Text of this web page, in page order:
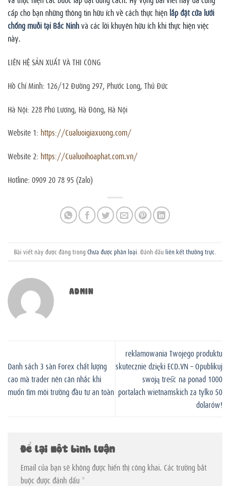
cấp cho bạn những thông tin hữu ích về cách thực hiện lắp đặt cửa lưới
chống muỗi tại Bắc Ninhvà các lời khuyên hữu ích khi thực hiện việc
này.
LIÊN HỆ SẢN XUẤT VÀ THI CÔNG
Hồ Chí Minh: 126/12 Đường 297, Phước Long, Thủ Đức
Hà Nội: 228 Phú Lương, Hà Đông, Hà Nội
Website 1: https://Cualuoigiaxuong.com/
Website 2: https://Cualuoihoaphat.com.vn/
Hotline: 0909 20 78 95 (Zalo)
Bài viết này được đăng trong Chưa được phân loại . Đánh dấu liên kết thường trực
ADMIN
Danh sách 3 sàn Forex chất lượng
cao mà trader nên cân nhắc khi
muốn tìm môi trường đầu tư an toàn
reklamowania Twojego produktu
skutecznie dzięki ECD.VN – Opublikuj
swoją treść na ponad 1000
portalach wietnamskich za tylko 50
dolarów!
Để lại một bình luận
Email của bạn sẽ không được hiển thị công khai. Các trường bắt
buộc được đánh dấu *